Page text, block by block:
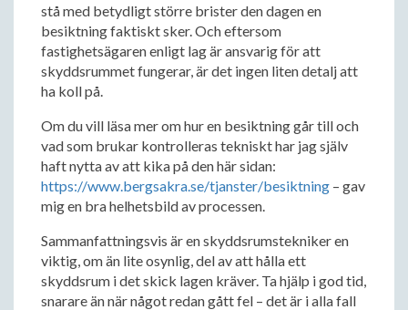
stå med betydligt större brister den dagen en
besiktning faktiskt sker. Och eftersom
fastighetsägaren enligt lag är ansvarig för att
skyddsrummet fungerar, är det ingen liten detalj att
ha koll på.
Om du vill läsa mer om hur en besiktning går till och
vad som brukar kontrolleras tekniskt har jag själv
haft nytta av att kika på den här sidan:
https://www.bergsakra.se/tjanster/besiktning – gav
mig en bra helhetsbild av processen.
Sammanfattningsvis är en skyddsrumstekniker en
viktig, om än lite osynlig, del av att hålla ett
skyddsrum i det skick lagen kräver. Ta hjälp i god tid,
snarare än när något redan gått fel – det är i alla fall